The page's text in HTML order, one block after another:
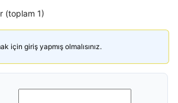
(toplam 1)
için giriş yapmış olmalısınız.